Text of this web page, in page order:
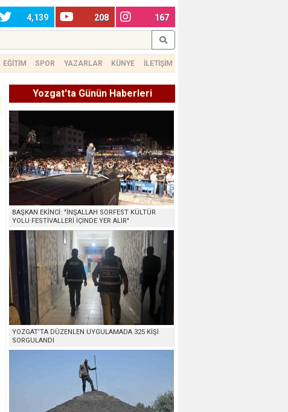
4,139 208 167
EĞİTİM SPOR YAZARLAR KÜNYE İLETİŞİM
Yozgat'ta Günün Haberleri
BAŞKAN EKİNCİ: "İNŞALLAH SORFEST KÜLTÜR
YOLU FESTİVALLERİ İÇİNDE YER ALIR"
YOZGAT’TA DÜZENLEN UYGULAMADA 325 KİŞİ
SORGULANDI